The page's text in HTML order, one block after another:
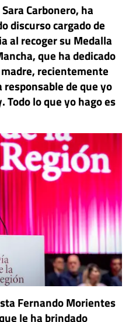
Carbonero, ha
discurso cargado de
al recoger su Medalla
que ha dedicado
recientemente
de que yo
Todo lo que yo hago es
Fernando Morientes
le ha brindado